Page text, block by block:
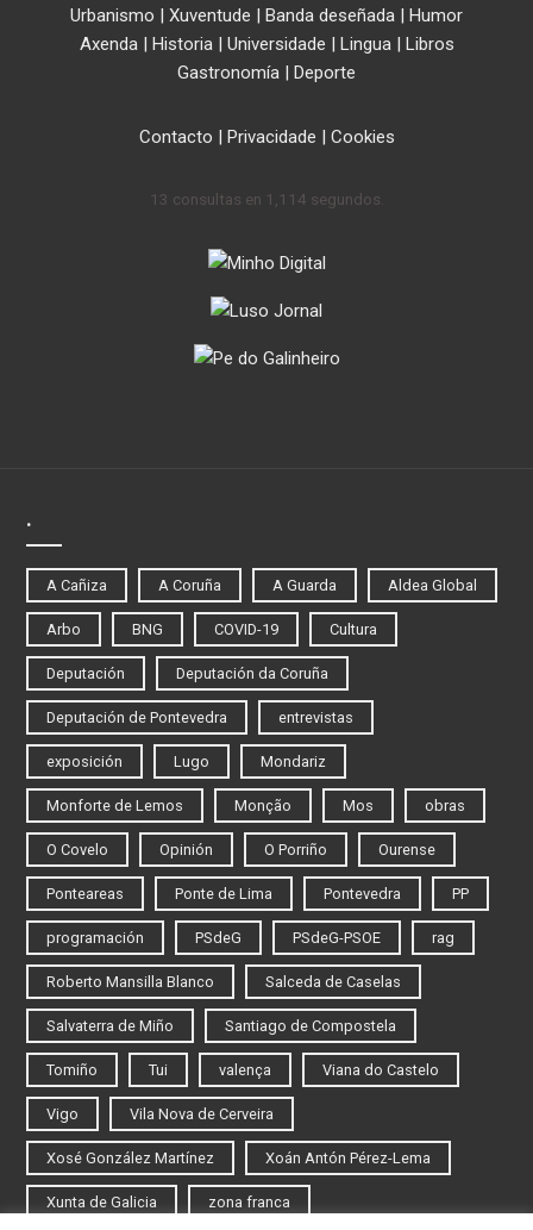
Urbanismo | Xuventude | Banda deseñada | Humor
Axenda| Historia| Universidade | Lingua| Libros
Gastronomía | Deporte
Contacto | Privacidade | Cookies
13 consultas en 1,114 segundos.
.
A Cañiza A Coruña A Guarda Aldea Global
Arbo BNG COVID-19 Cultura
Deputación Deputación da Coruña
Deputación de Pontevedra entrevistas
exposición Lugo Mondariz
Monforte de Lemos Monção Mos obras
O Covelo Opinión O Porriño Ourense
Ponteareas Ponte de Lima Pontevedra PP
programación PSdeG PSdeG-PSOE rag
Roberto Mansilla Blanco Salceda de Caselas
Salvaterra de Miño Santiago de Compostela
Tomiño Tui valença Viana do Castelo
Vigo Vila Nova de Cerveira
Xosé González Martínez Xoán Antón Pérez-Lema
Xunta de Galicia zona franca